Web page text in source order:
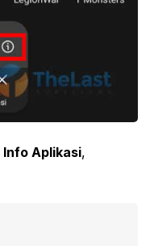
Info Aplikasi,